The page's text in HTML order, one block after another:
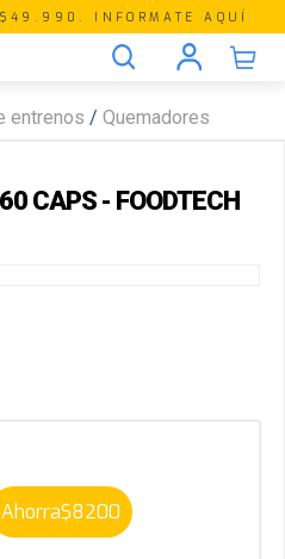
$49.990. INFORMATE AQUÍ
entrenos Quemadores
CAPS - FOODTECH
Ahorra$8200